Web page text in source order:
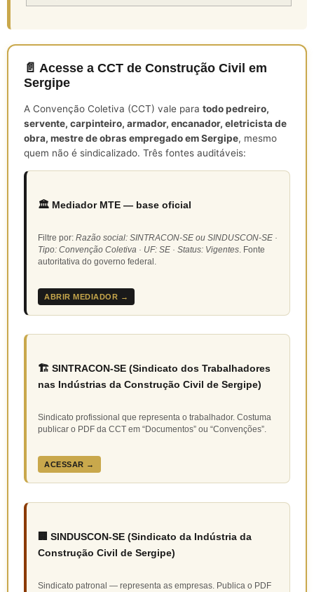
📄 Acesse a CCT de Construção Civil em
Sergipe
A Convenção Coletiva (CCT) vale para todo pedreiro,
servente, carpinteiro, armador, encanador, eletricista de
obra, mestre de obras empregado em Sergipe, mesmo
quem não é sindicalizado. Três fontes auditáveis:
🏛️ Mediador MTE — base oficial
Filtre por: Razão social: SINTRACON-SE ou SINDUSCON-SE ·
Tipo: Convenção Coletiva · UF: SE · Status: Vigentes. Fonte
autoritativa do governo federal.
ABRIR MEDIADOR →
🏗️ SINTRACON-SE (Sindicato dos Trabalhadores
nas Indústrias da Construção Civil de Sergipe)
Sindicato profissional que representa o trabalhador. Costuma
publicar o PDF da CCT em “Documentos” ou “Convenções”.
ACESSAR →
🏢 SINDUSCON-SE (Sindicato da Indústria da
Construção Civil de Sergipe)
Sindicato patronal — representa as empresas. Publica o PDF